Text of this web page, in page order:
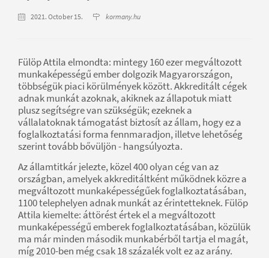
2021. October 15. kormany.hu
Fülöp Attila elmondta: mintegy 160 ezer megváltozott
munkaképességű ember dolgozik Magyarországon,
többségük piaci körülmények között. Akkreditált cégek
adnak munkát azoknak, akiknek az állapotuk miatt
plusz segítségre van szükségük; ezeknek a
vállalatoknak támogatást biztosít az állam, hogy ez a
foglalkoztatási forma fennmaradjon, illetve lehetőség
szerint tovább bővüljön - hangsúlyozta.
Az államtitkár jelezte, közel 400 olyan cég van az
országban, amelyek akkreditáltként működnek közre a
megváltozott munkaképességűek foglalkoztatásában,
1100 telephelyen adnak munkát az érintetteknek. Fülöp
Attila kiemelte: áttörést értek el a megváltozott
munkaképességű emberek foglalkoztatásában, közülük
ma már minden második munkabérből tartja el magát,
míg 2010-ben még csak 18 százalék volt ez az arány.